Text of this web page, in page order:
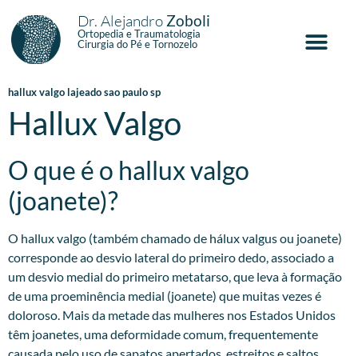
Dr. Alejandro Zoboli
Ortopedia e Traumatologia
Cirurgia do Pé e Tornozelo
hallux valgo lajeado sao paulo sp
Hallux Valgo
O que é o hallux valgo
(joanete)?
O hallux valgo (também chamado de hálux valgus ou joanete)
corresponde ao desvio lateral do primeiro dedo, associado a
um desvio medial do primeiro metatarso, que leva à formação
de uma proeminência medial (joanete) que muitas vezes é
doloroso. Mais da metade das mulheres nos Estados Unidos
têm joanetes, uma deformidade comum, frequentemente